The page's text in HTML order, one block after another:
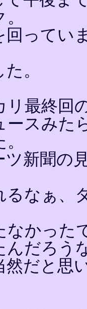
回ってい
。
リ最終回
ースみた
ツ新聞の
るなぁ、
なかった
んだろう
然だと思